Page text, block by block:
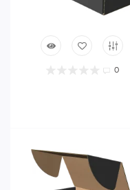
техніки тощо.
Щоб полегшити
коробок,
Переваги
Картонна
обумовлює її
застосовувати в
0